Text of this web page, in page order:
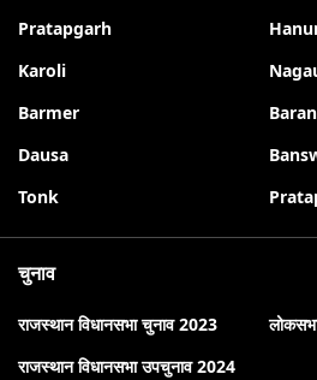
Pratapgarh
Karoli
Barmer
Baran
Dausa
Tonk
चुनाव
राजस्थान विधानसभा चुनाव 2023
राजस्थान विधानसभा उपचुनाव 2024